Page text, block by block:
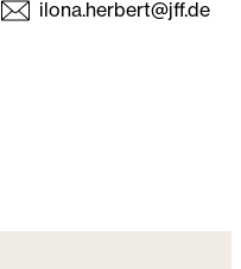
ilona.herbert@jff.de